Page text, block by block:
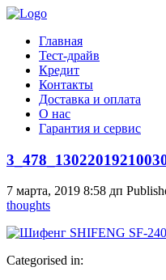
Главная
Тест-драйв
Кредит
Контакты
Доставка и оплата
О нас
Гарантия и сервис
7 марта, 2019 8:58 дп
thoughts
Categorised in: